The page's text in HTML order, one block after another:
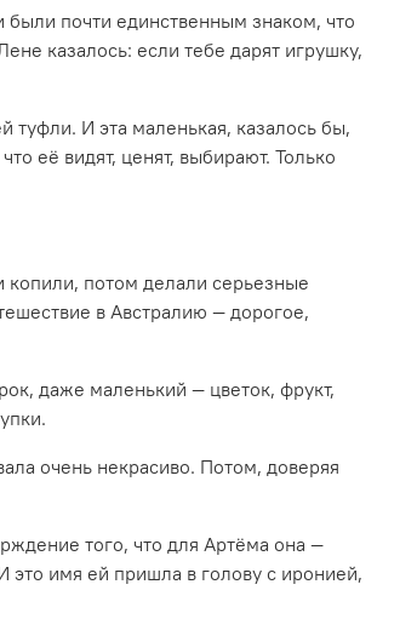
почти единственным знаком, что
казалось: если тебе дарят игрушку,
туфли. И эта маленькая, казалось бы,
её видят, ценят, выбирают. Только
копили, потом делали серьезные
в Австралию — дорогое,
даже маленький — цветок, фрукт,
очень некрасиво. Потом, доверяя
того, что для Артёма она —
имя ей пришла в голову с иронией,